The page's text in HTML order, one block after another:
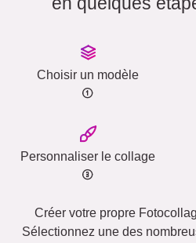
Choisir un modèle
Personnaliser le collage
Créer votre propre
Sélectionnez une des